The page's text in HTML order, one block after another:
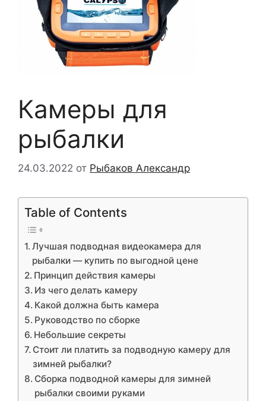
Камеры для
рыбалки
24.03.2022 от Рыбаков Александр
Table of Contents
Лучшая подводная видеокамера для
рыбалки — купить по выгодной цене
Принцип действия камеры
Из чего делать камеру
Какой должна быть камера
Руководство по сборке
Небольшие секреты
Стоит ли платить за подводную камеру для
зимней рыбалки?
Сборка подводной камеры для зимней
рыбалки своими руками